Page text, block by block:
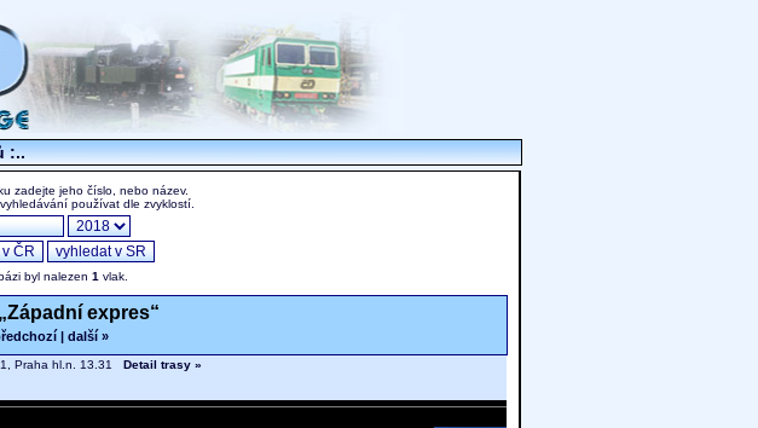
:..
zadejte jeho číslo, nebo název.
používat dle zvyklostí.
byl nalezen 1 vlak.
expres“
| další »
Praha hl.n. 13.31 Detail trasy »